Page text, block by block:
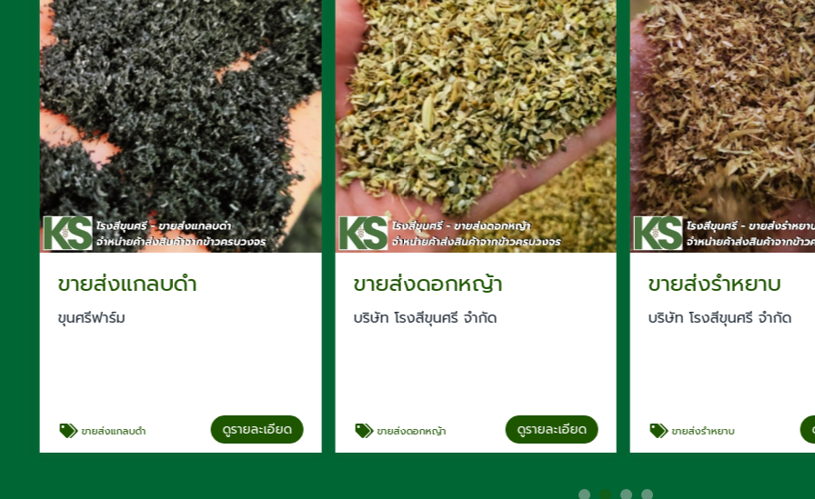
ขายส่งแกลบดำ
ขุนศรีฟาร์ม
ขายส่งแกลบดำ ดูรายละเอียด
ขายส่งดอกหญ้า
บริษัท โรงสีขุนศรี จำกัด
ขายส่งดอกหญ้า ดูรายละเอียด
ขายส่งรำหยาบ
บริษัท โรงสีขุนศรี จำกัด
ขายส่งรำหยาบ ดู